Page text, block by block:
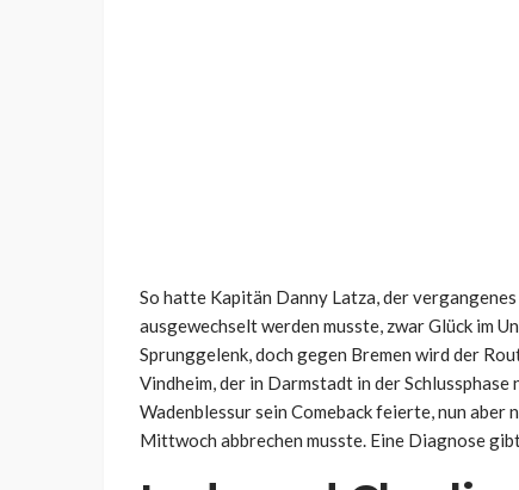
So hatte Kapitän Danny Latza, der
ausgewechselt werden musste, zwar Glück im
Sprunggelenk, doch gegen Bremen wird der
Vindheim, der in Darmstadt in der
Wadenblessur sein Comeback feierte, nun aber
Mittwoch abbrechen musste. Eine Diagnose